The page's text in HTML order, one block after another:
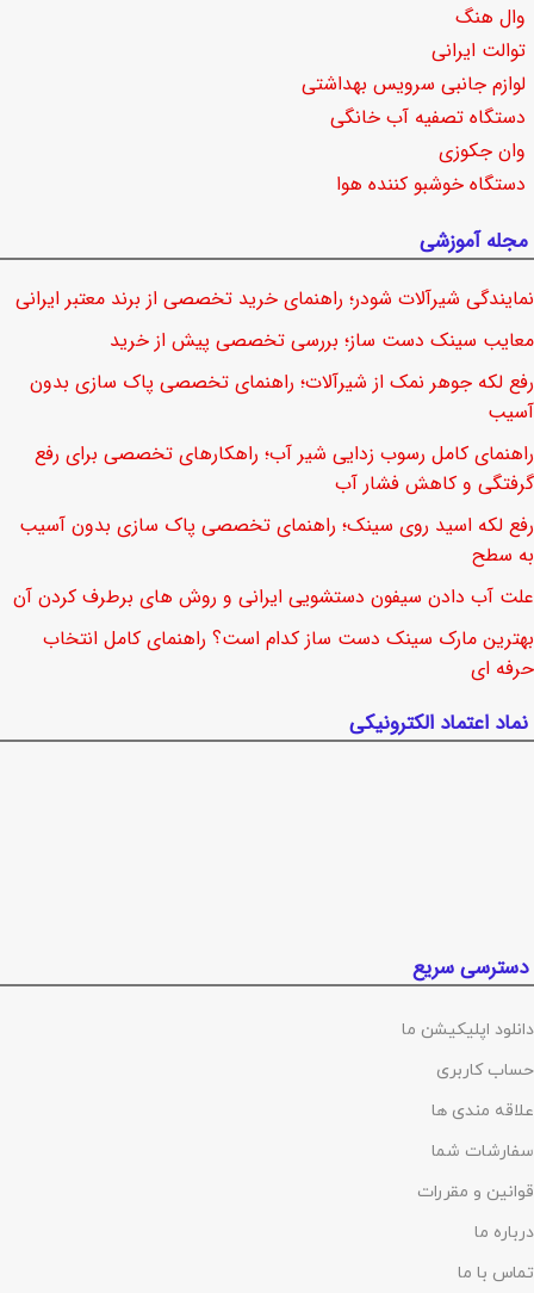
وال هنگ
توالت ایرانی
لوازم جانبی سرویس بهداشتی
دستگاه تصفیه آب خانگی
وان جکوزی
دستگاه خوشبو کننده هوا
مجله آموزشی
نمایندگی شیرآلات شودر؛ راهنمای خرید تخصصی از برند معتبر ایرانی
معایب سینک دست ساز؛ بررسی تخصصی پیش از خرید
رفع لکه جوهر نمک از شیرآلات؛ راهنمای تخصصی پاک سازی بدون
آسیب
راهنمای کامل رسوب زدایی شیر آب؛ راهکارهای تخصصی برای رفع
گرفتگی و کاهش فشار آب
رفع لکه اسید روی سینک؛ راهنمای تخصصی پاک سازی بدون آسیب
به سطح
علت آب دادن سیفون دستشویی ایرانی و روش های برطرف کردن آن
بهترین مارک سینک دست ساز کدام است؟ راهنمای کامل انتخاب
حرفه ای
نماد اعتماد الکترونیکی
دسترسی سریع
دانلود اپلیکیشن ما
حساب کاربری
علاقه مندی ها
سفارشات شما
قوانین و مقررات
درباره ما
تماس با ما